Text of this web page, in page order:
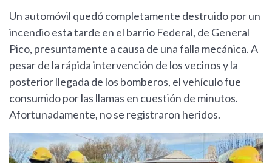
Un automóvil quedó completamente destruido por un
incendio esta tarde en el barrio Federal, de General
Pico, presuntamente a causa de una falla mecánica. A
pesar de la rápida intervención de los vecinos y la
posterior llegada de los bomberos, el vehículo fue
consumido por las llamas en cuestión de minutos.
Afortunadamente, no se registraron heridos.